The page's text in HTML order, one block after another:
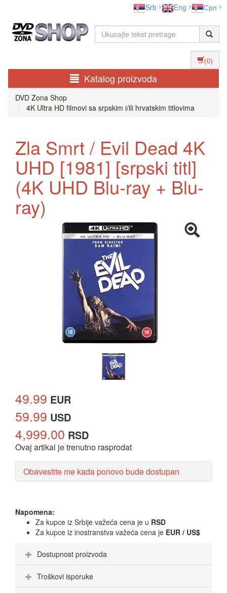
Srb Eng Срп
(0)
Katalog proizvoda
DVD Zona Shop
4K Ultra HD filmovi sa srpskim i/ili hrvatskim titlovima
Zla Smrt / Evil Dead 4K
UHD [1981] [srpski titl]
(4K UHD Blu-ray + Blu-
ray)
49.99 EUR
59.99 USD
4,999.00 RSD
Ovaj artikal je trenutno rasprodat
Obavestite me kada ponovo bude dostupan
Napomena:
Za kupce iz Srbije važeća cena je u RSD
Za kupce iz inostranstva važeća cena je EUR / US$
Dostupnost proizvoda
Troškovi isporuke